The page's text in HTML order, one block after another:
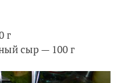
г
сыр — 100 г